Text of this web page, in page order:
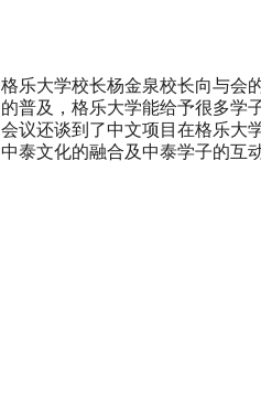
格乐大学校长杨金泉校长向与会
的普及，格乐大学能给予很多学
会议还谈到了中文项目在格乐大
中泰文化的融合及中泰学子的互